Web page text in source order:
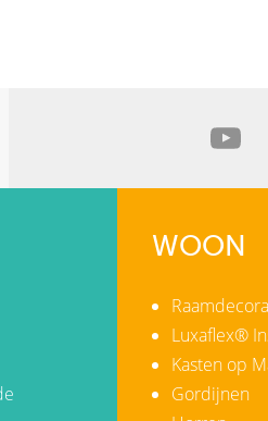
WOON
Luxaflex®
Kasten op
Gordijnen